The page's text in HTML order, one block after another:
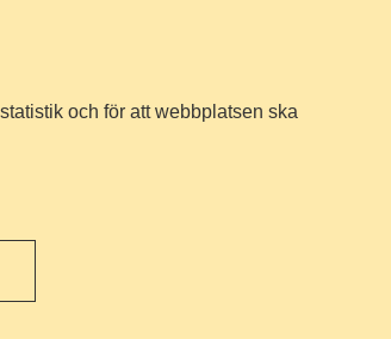
och för att webbplatsen ska